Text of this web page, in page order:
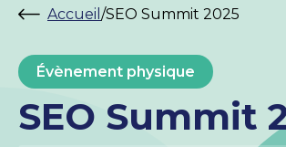
Accueil /SEO Summit 2025
Évènement physique
SEO Summit